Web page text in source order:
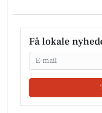
Få lokale
Email